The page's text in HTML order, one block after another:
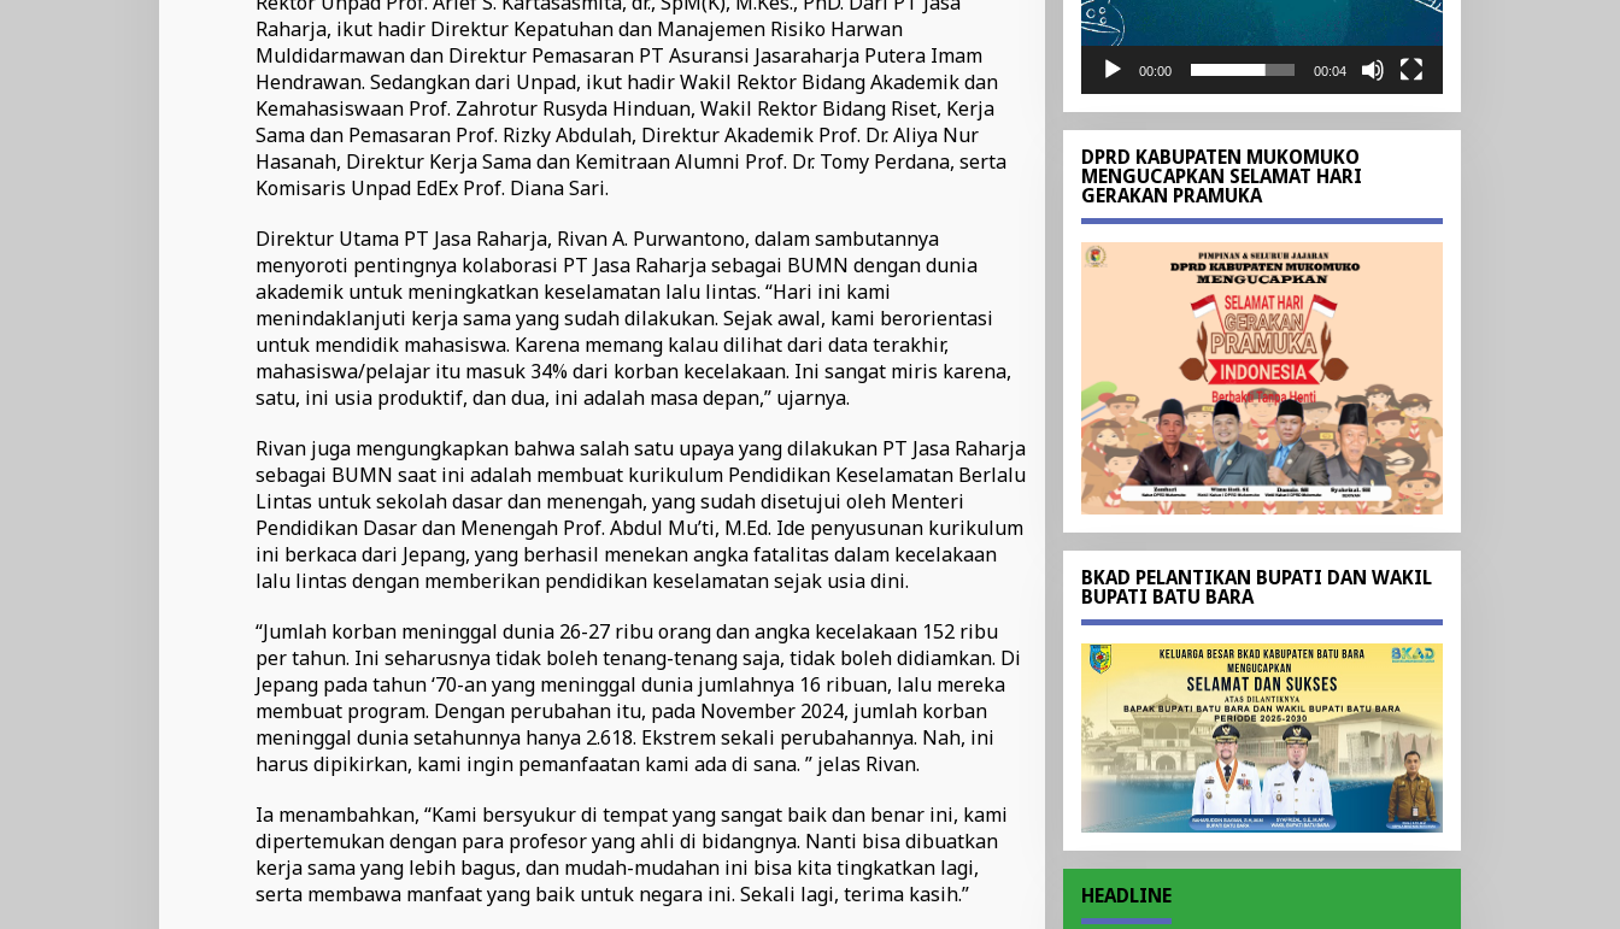
Raharja, ikut hadir Direktur Kepatuhan dan Manajemen Risiko Harwan
Muldidarmawan dan Direktur Pemasaran PT Asuransi Jasaraharja Putera Imam
Hendrawan. Sedangkan dari Unpad, ikut hadir Wakil Rektor Bidang Akademik dan
Kemahasiswaan Prof. Zahrotur Rusyda Hinduan, Wakil Rektor Bidang Riset, Kerja
Sama dan Pemasaran Prof. Rizky Abdulah, Direktur Akademik Prof. Dr. Aliya Nur
Hasanah, Direktur Kerja Sama dan Kemitraan Alumni Prof. Dr. Tomy Perdana, serta
Komisaris Unpad EdEx Prof. Diana Sari.
Direktur Utama PT Jasa Raharja, Rivan A. Purwantono, dalam sambutannya
menyoroti pentingnya kolaborasi PT Jasa Raharja sebagai BUMN dengan dunia
akademik untuk meningkatkan keselamatan lalu lintas. “Hari ini kami
menindaklanjuti kerja sama yang sudah dilakukan. Sejak awal, kami berorientasi
untuk mendidik mahasiswa. Karena memang kalau dilihat dari data terakhir,
mahasiswa/pelajar itu masuk 34% dari korban kecelakaan. Ini sangat miris karena,
satu, ini usia produktif, dan dua, ini adalah masa depan,” ujarnya.
Rivan juga mengungkapkan bahwa salah satu upaya yang dilakukan PT Jasa Raharja
sebagai BUMN saat ini adalah membuat kurikulum Pendidikan Keselamatan Berlalu
Lintas untuk sekolah dasar dan menengah, yang sudah disetujui oleh Menteri
Pendidikan Dasar dan Menengah Prof. Abdul Mu’ti, M.Ed. Ide penyusunan kurikulum
ini berkaca dari Jepang, yang berhasil menekan angka fatalitas dalam kecelakaan
lalu lintas dengan memberikan pendidikan keselamatan sejak usia dini.
“Jumlah korban meninggal dunia 26-27 ribu orang dan angka kecelakaan 152 ribu
per tahun. Ini seharusnya tidak boleh tenang-tenang saja, tidak boleh didiamkan. Di
Jepang pada tahun ‘70-an yang meninggal dunia jumlahnya 16 ribuan, lalu mereka
membuat program. Dengan perubahan itu, pada November 2024, jumlah korban
meninggal dunia setahunnya hanya 2.618. Ekstrem sekali perubahannya. Nah, ini
harus dipikirkan, kami ingin pemanfaatan kami ada di sana. ” jelas Rivan.
Ia menambahkan, “Kami bersyukur di tempat yang sangat baik dan benar ini, kami
dipertemukan dengan para profesor yang ahli di bidangnya. Nanti bisa dibuatkan
kerja sama yang lebih bagus, dan mudah-mudahan ini bisa kita tingkatkan lagi,
serta membawa manfaat yang baik untuk negara ini. Sekali lagi, terima kasih.”
00:00 00:04
DPRD KABUPATEN MUKOMUKO
MENGUCAPKAN SELAMAT HARI
GERAKAN PRAMUKA
BKAD PELANTIKAN BUPATI DAN WAKIL
BUPATI BATU BARA
HEADLINE